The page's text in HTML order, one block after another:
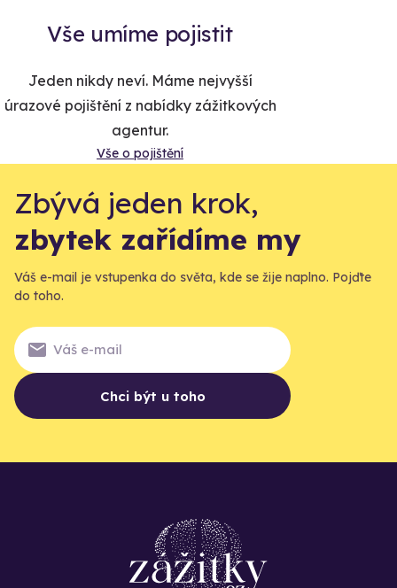
Vše umíme pojistit
Jeden nikdy neví. Máme nejvyšší
úrazové pojištění z nabídky zážitkových
agentur.
Vše o pojištění
Zbývá jeden krok,
zbytek zařídíme my
Váš e-mail je vstupenka do světa, kde se žije naplno. Pojďte
do toho.
Chci být u toho